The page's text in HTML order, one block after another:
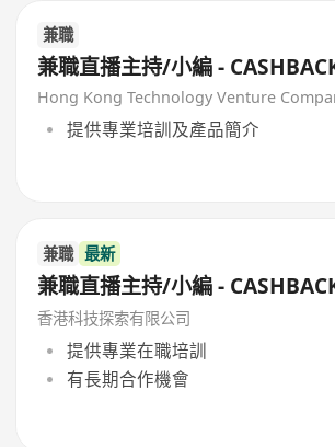
兼職
兼職直播主持/小編 -
提供專業培訓及產品簡介
兼職 最新
兼職直播主持/小編 -
香港科技探索有限公司
提供專業在職培訓
有長期合作機會